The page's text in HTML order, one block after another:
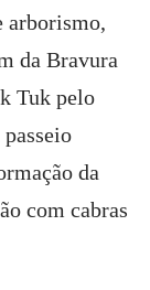
arborismo,
da Bravura
Tuk pelo
da
com cabras